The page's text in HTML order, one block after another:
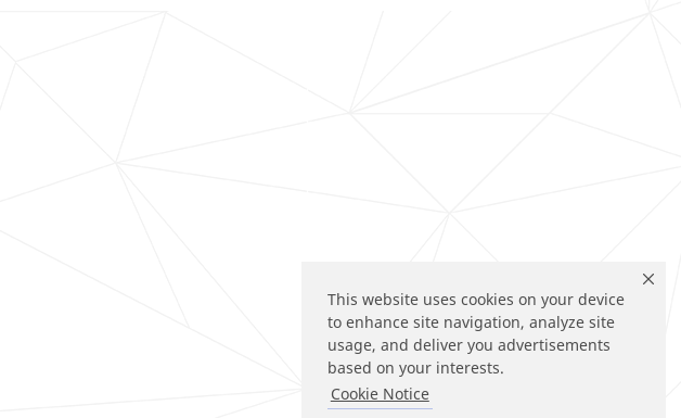
This website uses cookies on your device
to enhance site navigation, analyze site
usage, and deliver you advertisements
based on your interests.
Cookie Notice